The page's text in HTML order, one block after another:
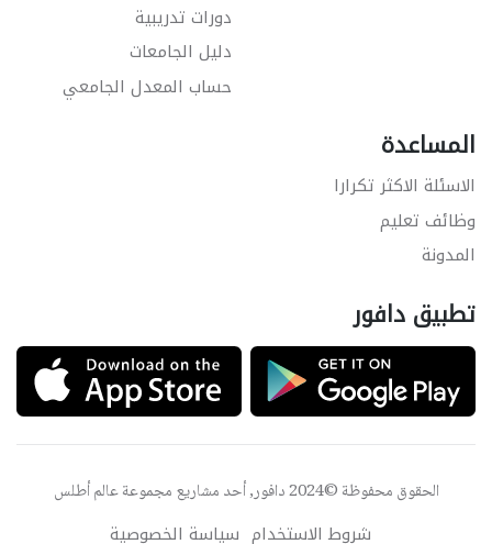
دورات تدريبية
دليل الجامعات
حساب المعدل الجامعي
المساعدة
الاسئلة الاكثر تكرارا
وظائف تعليم
المدونة
تطبيق دافور
الحقوق محفوظة ©2024 دافور, أحد مشاريع مجموعة عالم أطلس
شروط الاستخدام سياسة الخصوصية